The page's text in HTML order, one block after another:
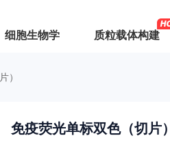
细胞生物学 质粒载体构建
）
免疫荧光单标双色（切片）